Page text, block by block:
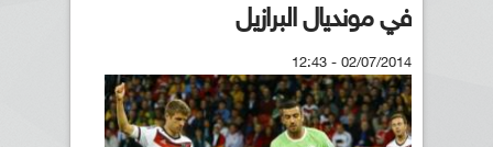
في مونديال البرازيل
02/07/2014 - 12:43